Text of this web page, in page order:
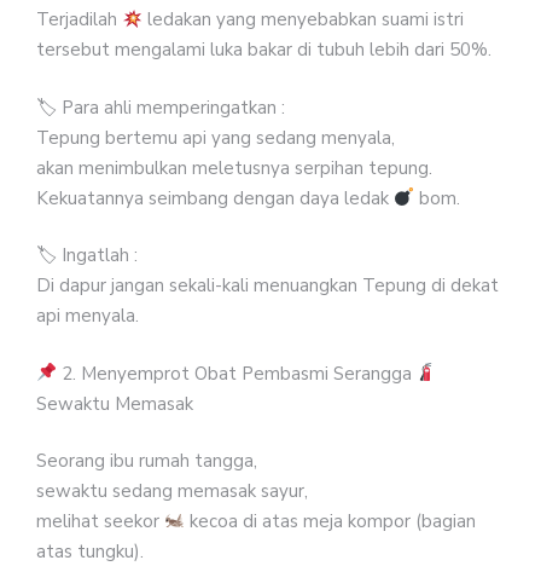
Terjadilah
ledakan yang menyebabkan suami istri
tersebut mengalami luka bakar di tubuh lebih dari 50%.
🏷 Para ahli memperingatkan :
Tepung bertemu api yang sedang menyala,
akan menimbulkan meletusnya serpihan tepung.
Kekuatannya seimbang dengan daya ledak
bom.
🏷 Ingatlah :
Di dapur jangan sekali-kali menuangkan Tepung di dekat
api menyala.
2. Menyemprot Obat Pembasmi Serangga
Sewaktu Memasak
Seorang ibu rumah tangga,
sewaktu sedang memasak sayur,
melihat seekor
kecoa di atas meja kompor (bagian
atas tungku).